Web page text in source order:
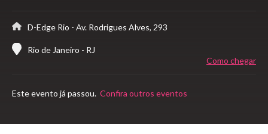
D-Edge Rio - Av. Rodrigues Alves, 293
Rio de Janeiro - RJ
Como chegar
Este evento já passou. Confira outros eventos